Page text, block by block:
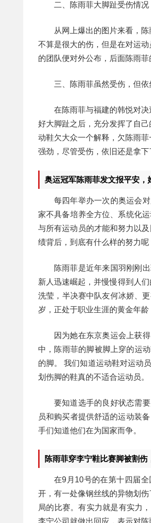
二、陈雨菲大脚趾受伤情况
从网上爆出的图片来看，
不算是很大的伤，但是在对运
的团队便对外公布，后面陈雨菲
三、陈雨菲虽然受伤，但
在陈雨菲与福建的韩悦对
好大脚趾之后，充分发挥了自
动鞋欠大众一个解释，欠陈雨
强劲，尽管受伤，依旧还是拿
奥运冠军陈雨菲发文报平安，
每四年举办一次的奥运会
家不具备培养全方位、系统化
与所有运动员的才能和努力以
绩背后，到底有什么样的努力呢
陈雨菲是近年来国羽刚刚
新人迅速崛起，并慢慢得到人
洗莹，半决赛中队友何冰娇、
岁，正处于职业生涯的黄金年
因为她在东京奥运会上获
中，陈雨菲的脚被脚上穿的运
的脚。 我们知道运动鞋对运动
划伤脚的鞋真的不适合运动员。
要知道选手的良好状态需
员和购买者提供舒适的运动装
手们知道他们在为国家而争。
陈雨菲穿李宁鞋比赛脚被割
在9月10号的在第十四届
开，有一处像钢丝线的异物划
局的比赛。有实力就是有实力
李宁公司就做出回应，表示对